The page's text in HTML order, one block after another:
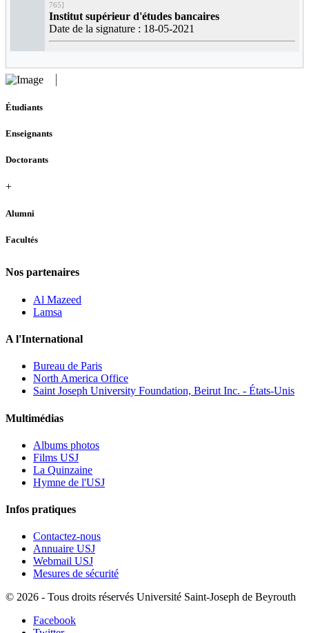
765]
Institut supérieur d'études bancaires
Date de la signature : 18-05-2021
Étudiants
Enseignants
Doctorants
+
Alumni
Facultés
Nos partenaires
Al Mazeed
Lamsa
A l'International
Bureau de Paris
North America Office
Saint Joseph University Foundation, Beirut Inc. - États-Unis
Multimédias
Albums photos
Films USJ
La Quinzaine
Hymne de l'USJ
Infos pratiques
Contactez-nous
Annuaire USJ
Webmail USJ
Mesures de sécurité
© 2026 - Tous droits réservés Université Saint-Joseph de Beyrouth
Facebook